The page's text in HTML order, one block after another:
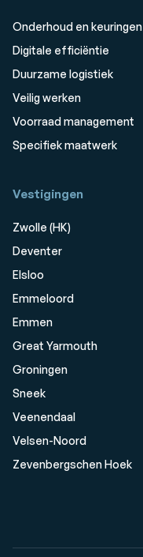
Onderhoud en keuringen
Digitale efficiëntie
Duurzame logistiek
Veilig werken
Voorraad management
Specifiek maatwerk
Vestigingen
Zwolle (HK)
Deventer
Elsloo
Emmeloord
Emmen
Great Yarmouth
Groningen
Sneek
Veenendaal
Velsen-Noord
Zevenbergschen Hoek